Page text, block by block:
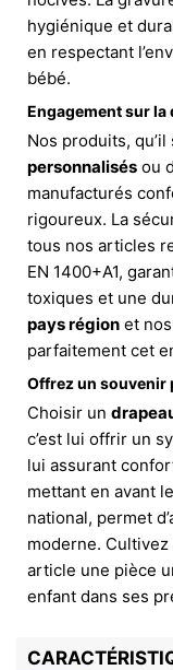
hygiénique et
en respectant
bébé.
Engagement sur la
Nos produits, qu’il
personnalisés ou
manufacturés
rigoureux. La
tous nos articles
EN 1400+A1,
toxiques et une
pays région et nos
parfaitement cet
Offrez un souvenir
Choisir un
c’est lui offrir un
lui assurant
mettant en avant le
national, permet
moderne.
article une pièce
enfant dans ses